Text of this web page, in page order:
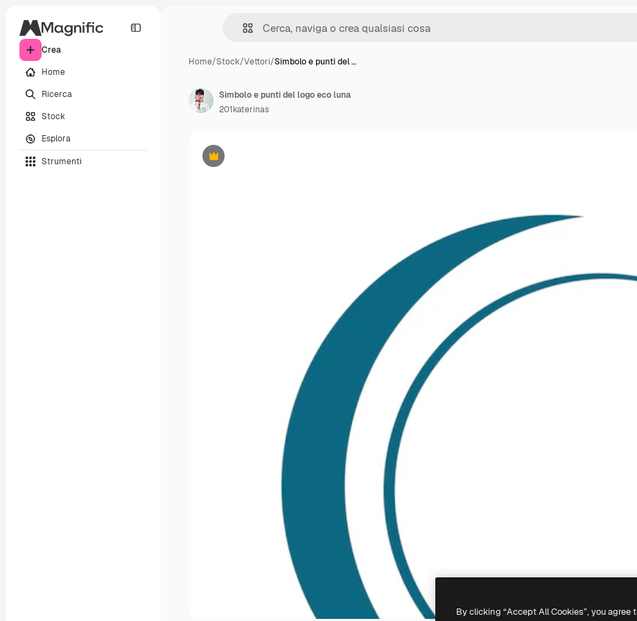
Crea
Home
Ricerca
Stock
Esplora
Strumenti
Home/Stock/Vettori/Simbolo e punti del …
Premium
Simbolo e punti del logo eco luna
201katerinas
By clicking “Accept All Cookies”, you